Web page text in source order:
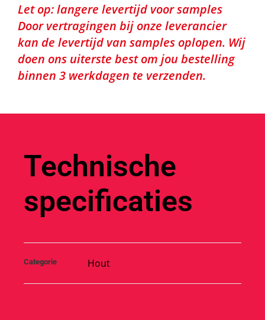
Let op: langere levertijd voor samples
Door vertragingen bij onze leverancier
kan de levertijd van samples oplopen. Wij
doen ons uiterste best om jou bestelling
binnen 3 werkdagen te verzenden.
Technische
specificaties
Categorie Hout